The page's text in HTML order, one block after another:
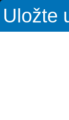
Uložte